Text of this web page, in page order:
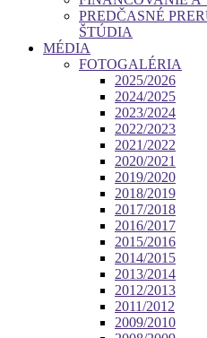
PREDČASNÉ
ŠTÚDIA
MÉDIA
FOTOGALÉRIA
2025/2026
2024/2025
2023/2024
2022/2023
2021/2022
2020/2021
2019/2020
2018/2019
2017/2018
2016/2017
2015/2016
2014/2015
2013/2014
2012/2013
2011/2012
2009/2010